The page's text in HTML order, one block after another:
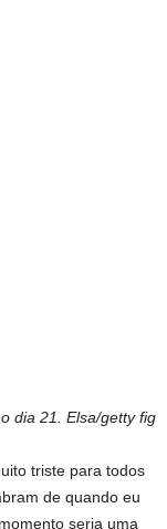
dia 21. Elsa/getty fig
triste para todos
de quando eu
seria uma